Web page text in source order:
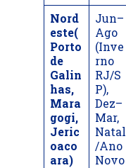
Nord
este(
Porto
de
Galin
has,
Mara
gogi,
Jeric
oaco
ara)
Jun–
Ago
(Inve
rno
RJ/S
P),
Dez–
Mar,
Natal
/Ano
Novo